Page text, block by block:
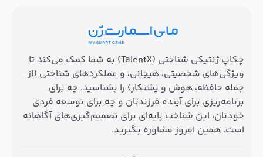
چکاپ ژنتیکی شناختی (TalentX) به شما کمک می‌کند تا
ویژگی‌های شخصیتی، هیجانی، و عملکردهای شناختی (از
جمله حافظه، هوش و پشتکار) را بشناسید. چه برای
برنامه‌ریزی برای آینده فرزندتان و چه برای توسعه فردی
خودتان، این شناخت پایه‌ای برای تصمیم‌گیری‌های آگاهانه
است. همین امروز مشاوره بگیرید.